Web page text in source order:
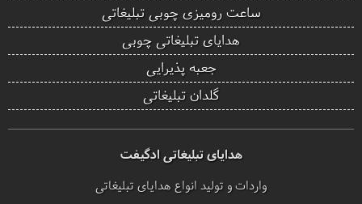
ساعت رومیزی چوبی تبلیغاتی
هدایای تبلیغاتی چوبی
جعبه پذیرایی
گلدان تبلیغاتی
هدایای تبلیغاتی ادگیفت
واردات و تولید انواع هدایای تبلیغاتی